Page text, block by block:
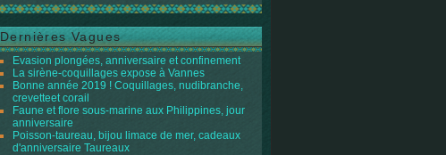
Dernières Vagues
Evasion plongées, anniversaire et confinement
La sirène-coquillages expose à Vannes
Bonne année 2019 ! Coquillages, nudibranche,
crevetteet corail
Faune et flore sous-marine aux Philippines, jour
anniversaire
Poisson-taureau, bijou limace de mer, cadeaux
d'anniversaire Taureaux